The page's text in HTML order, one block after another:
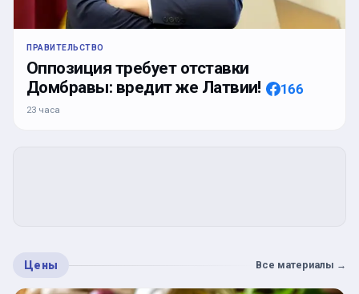
ПРАВИТЕЛЬСТВО
Оппозиция требует отставки
Домбравы: вредит же Латвии!
166
23 часа
Цены Все материалы →